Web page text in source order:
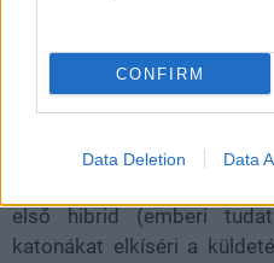
CONFIRM
Data Deletion Data
meg akarja kaparintani
A hajó átfésülését egy
első hibrid (emberi
katonákat elkíséri a